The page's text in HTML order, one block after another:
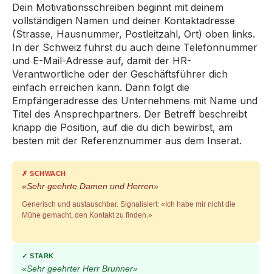
Dein Motivationsschreiben beginnt mit deinem
vollständigen Namen und deiner Kontaktadresse
(Strasse, Hausnummer, Postleitzahl, Ort) oben links.
In der Schweiz führst du auch deine Telefonnummer
und E-Mail-Adresse auf, damit der HR-
Verantwortliche oder der Geschäftsführer dich
einfach erreichen kann. Dann folgt die
Empfängeradresse des Unternehmens mit Name und
Titel des Ansprechpartners. Der Betreff beschreibt
knapp die Position, auf die du dich bewirbst, am
besten mit der Referenznummer aus dem Inserat.
✗ SCHWACH
«Sehr geehrte Damen und Herren»
Generisch und austauschbar. Signalisiert: «Ich habe mir nicht die
Mühe gemacht, den Kontakt zu finden.»
✓ STARK
«Sehr geehrter Herr Brunner»